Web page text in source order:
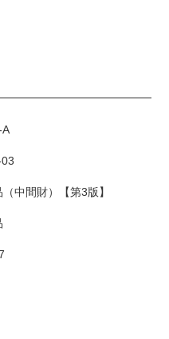
A
中間財）【第3版】